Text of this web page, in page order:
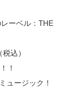
ーベル：THE
込）
！
ュージック！